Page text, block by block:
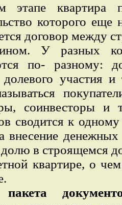
этапе квартира
которого еще
договор между
У разных
по- разному:
долевого участия
соинвесторы и
сводится к
внесение денежных
в строящемся
квартире, о
пакета